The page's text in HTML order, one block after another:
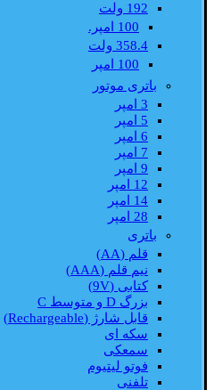
192 ولت
100 امپر.
358.4 ولت
100 امپر
باتری موتور
3 امپر
5 امپر
6 امپر
7 امپر
9 امپر
12 امپر
14 امپر
28 امپر
باتری
قلم (AA)
نیم قلم (AAA)
کتابی (9V)
بزرگ D و متوسط C
قابل شارژ (Rechargeable)
سکه ای
سمعکی
فوتو لیتیوم
تلفنی